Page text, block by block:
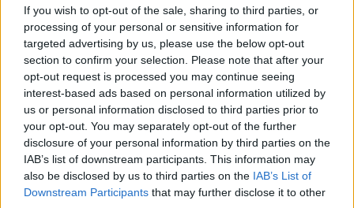
If you wish to opt-out of the sale, sharing to third parties, or
processing of your personal or sensitive information for
targeted advertising by us, please use the below opt-out
section to confirm your selection. Please note that after your
opt-out request is processed you may continue seeing
interest-based ads based on personal information utilized by
us or personal information disclosed to third parties prior to
your opt-out. You may separately opt-out of the further
disclosure of your personal information by third parties on the
IAB’s list of downstream participants. This information may
also be disclosed by us to third parties on the IAB’s List of
Downstream Participants that may further disclose it to other
Propagandă virulentă anti-vaccin la RTV:
„Pinguinii și oile să se vaccineze!”
Redacţia - luni, 4 ianuarie 2021
VIDEO. Două cerve și-o șoșoacă. Au
încercat să ne strice Ziua...
Grigore Cartianu - marți, 1 decembrie 2020 4
Dosar penal după ce jandarmi și polițiști au